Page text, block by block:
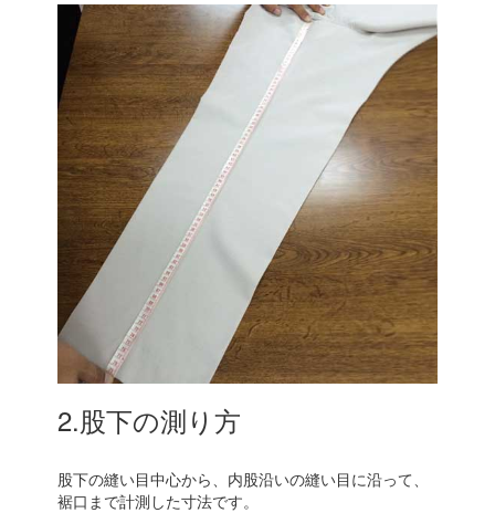
2.股下の測り方
股下の縫い目中心から、内股沿いの縫い目に沿って、
裾口まで計測した寸法です。